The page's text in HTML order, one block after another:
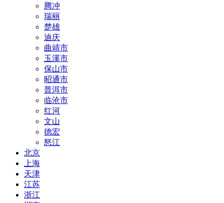
腾冲
瑞丽
楚雄
迪庆
曲靖市
玉溪市
保山市
昭通市
普洱市
临沧市
红河
文山
德宏
怒江
北京
上海
天津
江苏
浙江